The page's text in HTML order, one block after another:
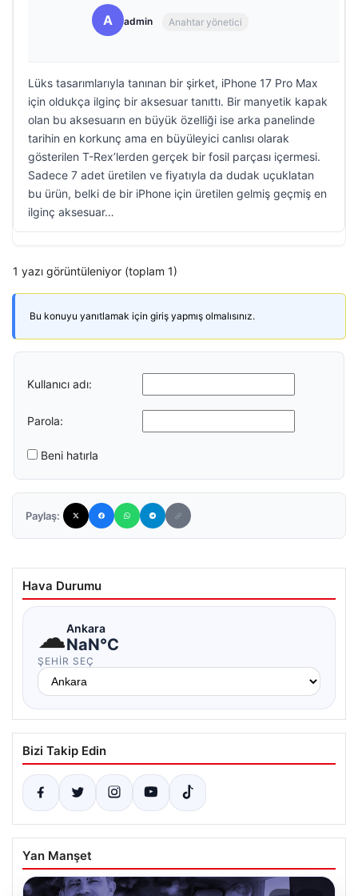
A admin Anahtar yönetici
Lüks tasarımlarıyla tanınan bir şirket, iPhone 17 Pro Max
için oldukça ilginç bir aksesuar tanıttı. Bir manyetik kapak
olan bu aksesuarın en büyük özelliği ise arka panelinde
tarihin en korkunç ama en büyüleyici canlısı olarak
gösterilen T-Rex’lerden gerçek bir fosil parçası içermesi.
Sadece 7 adet üretilen ve fiyatıyla da dudak uçuklatan
bu ürün, belki de bir iPhone için üretilen gelmiş geçmiş en
ilginç aksesuar…
1 yazı görüntüleniyor (toplam 1)
Bu konuyu yanıtlamak için giriş yapmış olmalısınız.
Kullanıcı adı:
Parola:
Beni hatırla
Paylaş:
Hava Durumu
☁Ankara
NaN°C
ŞEHIR SEÇ
Bizi Takip Edin
Yan Manşet